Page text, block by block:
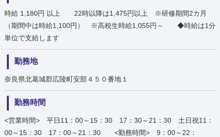
時給 1,180円 以上 22時以降は1,475円以上 ※研修期間2カ月
（期間中は時給1,100円） ※高校生時給1,055円～ ◆時給は1分
単位で支給します
勤務地
奈良県北葛城郡広陵町安部４５０番地１
勤務時間
<営業時間> 平日11：00～15：30 17：30～21：30 土日祝11：
00～15：30 17：00～21：30 <勤務時間> 9：00～22：